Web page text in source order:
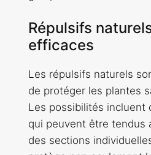
Répulsifs
efficaces
Les répulsifs naturels
de protéger les plantes
Les possibilités incluent
qui peuvent être tendus
des sections